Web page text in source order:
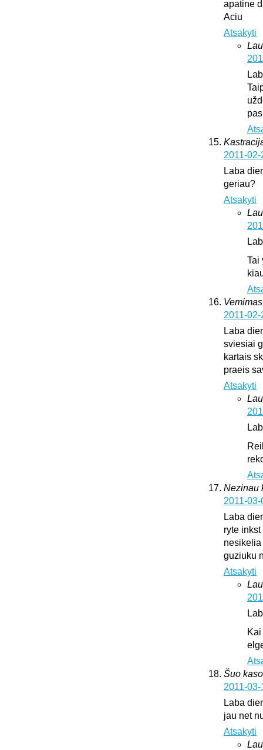
apatine
Aciu
Atsakyti
2011-
Laba
geriau?
Atsakyti
Tai
Vemimas
2011-
Laba
sviesiai
kartais
praeis
Atsakyti
Nezinau
2011-
Laba
ryte
guziuku
Atsakyti
Šuo
2011-
Laba
jau net
Atsakyti